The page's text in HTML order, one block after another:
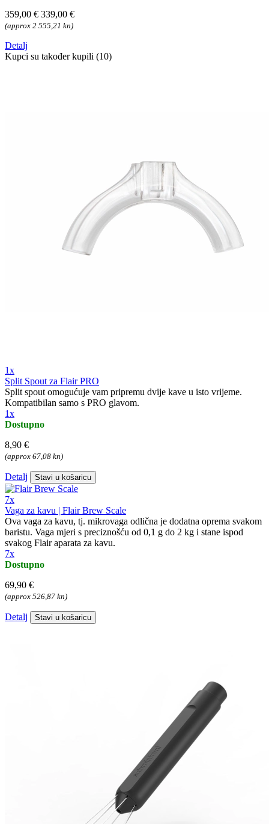
359,00 € 339,00 €
(approx 2 555,21 kn)
Detalj
Kupci su također kupili (10)
1x
Split Spout za Flair PRO
Split spout omogućuje vam pripremu dvije kave u isto vrijeme.
Kompatibilan samo s PRO glavom.
1x
Dostupno
8,90 €
(approx 67,08 kn)
Detalj Stavi u košaricu
7x
Vaga za kavu | Flair Brew Scale
Ova vaga za kavu, tj. mikrovaga odlična je dodatna oprema svakom
baristu. Vaga mjeri s preciznošću od 0,1 g do 2 kg i stane ispod
svakog Flair aparata za kavu.
7x
Dostupno
69,90 €
(approx 526,87 kn)
Detalj Stavi u košaricu